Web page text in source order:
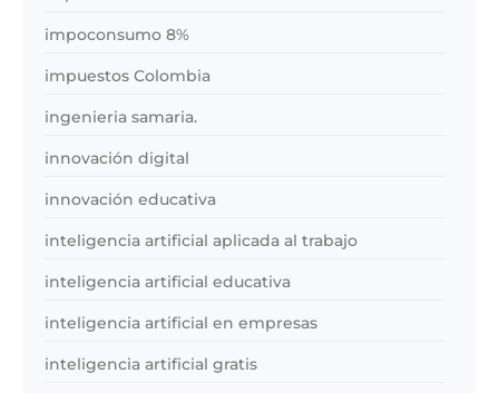
impoconsumo 8%
impuestos Colombia
ingenieria samaria.
innovación digital
innovación educativa
inteligencia artificial aplicada al trabajo
inteligencia artificial educativa
inteligencia artificial en empresas
inteligencia artificial gratis